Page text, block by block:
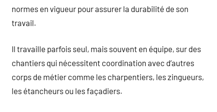
normes en vigueur pour assurer la durabilité de son
travail.
Il travaille parfois seul, mais souvent en équipe, sur des
chantiers qui nécessitent coordination avec d’autres
corps de métier comme les charpentiers, les zingueurs,
les étancheurs ou les façadiers.